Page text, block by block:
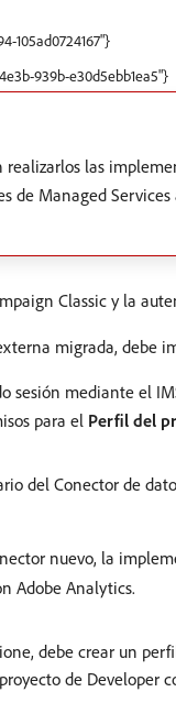
105ad0724167"}
939b-e30d5ebb1ea5"}
realizarlos las
de Managed
Classic y la
migrada, debe
sesión mediante el
para el Perfil del
del Conector de
nuevo, la
Adobe Analytics.
debe crear un
de Developer